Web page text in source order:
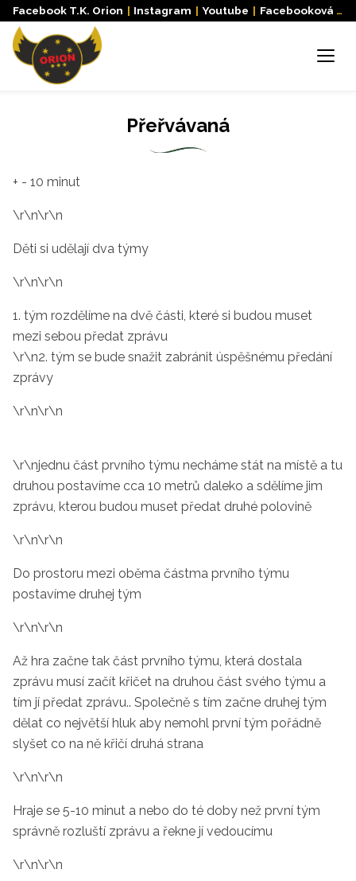
Facebook T.K. Orion | Instagram | Youtube | Facebooková skupina
Menu
Přeřvávaná
+ - 10 minut
\r\n\r\n
Děti si udělají dva týmy
\r\n\r\n
1. tým rozdělíme na dvě části, které si budou muset
mezi sebou předat zprávu
\r\n2. tým se bude snažit zabránit úspěšnému předání
zprávy
\r\n\r\n
\r\njednu část prvního týmu necháme stát na místě a tu
druhou postavíme cca 10 metrů daleko a sdělíme jim
zprávu, kterou budou muset předat druhé polovině
\r\n\r\n
Do prostoru mezi oběma částma prvního týmu
postavíme druhej tým
\r\n\r\n
Až hra začne tak část prvního týmu, která dostala
zprávu musí začít křičet na druhou část svého týmu a
tím jí předat zprávu.. Společně s tím začne druhej tým
dělat co největší hluk aby nemohl první tým pořádně
slyšet co na ně křičí druhá strana
\r\n\r\n
Hraje se 5-10 minut a nebo do té doby než první tým
správně rozluští zprávu a řekne jí vedoucímu
\r\n\r\n